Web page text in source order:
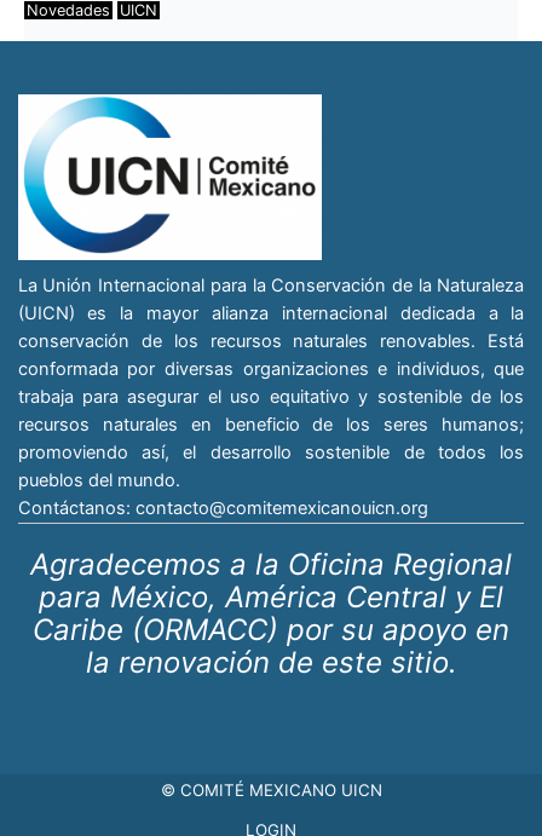
Novedades UICN
La Unión Internacional para la Conservación de la Naturaleza
(UICN) es la mayor alianza internacional dedicada a la
conservación de los recursos naturales renovables. Está
conformada por diversas organizaciones e individuos, que
trabaja para asegurar el uso equitativo y sostenible de los
recursos naturales en beneficio de los seres humanos;
promoviendo así, el desarrollo sostenible de todos los
pueblos del mundo.
Contáctanos: contacto@comitemexicanouicn.org
Agradecemos a la Oficina Regional
para México, América Central y El
Caribe (ORMACC) por su apoyo en
la renovación de este sitio.
© COMITÉ MEXICANO UICN
LOGIN